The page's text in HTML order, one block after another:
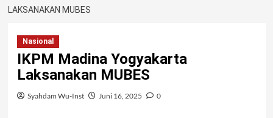
LAKSANAKAN MUBES
Nasional
IKPM Madina Yogyakarta
Laksanakan MUBES
Syahdam Wu-Inst Juni 16, 2025 0